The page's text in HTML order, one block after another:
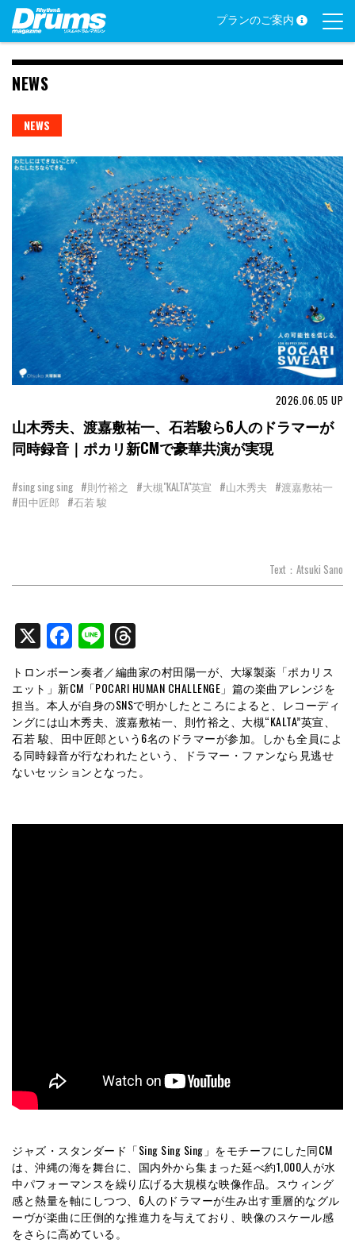
Skip
content
プランのご案内
NEWS
NEWS
2026.06.05 UP
山木秀夫、渡嘉敷祐一、石若駿ら6人のドラマーが
同時録音｜ポカリ新CMで豪華共演が実現
#sing sing sing #則竹裕之 #大槻"KALTA"英宣 #山木秀夫 #渡嘉敷祐一
#田中匠郎 #石若 駿
Text：Atsuki Sano
X Facebook
Line
トロンボーン奏者／編曲家の村田陽一が、大塚製薬「ポカリス
エット」新CM「POCARI HUMAN CHALLENGE」篇の楽曲アレンジを
担当。本人が自身のSNSで明かしたところによると、レコーディ
ングには山木秀夫、渡嘉敷祐一、則竹裕之、大槻“KALTA”英宣、
石若 駿、田中匠郎という6名のドラマーが参加。しかも全員によ
る同時録音が行なわれたという、ドラマー・ファンなら見逃せ
ないセッションとなった。
ジャズ・スタンダード「Sing Sing Sing」をモチーフにした同CM
は、沖縄の海を舞台に、国内外から集まった延べ約1,000人が水
中パフォーマンスを繰り広げる大規模な映像作品。スウィング
感と熱量を軸にしつつ、6人のドラマーが生み出す重層的なグル
ーヴが楽曲に圧倒的な推進力を与えており、映像のスケール感
をさらに高めている。